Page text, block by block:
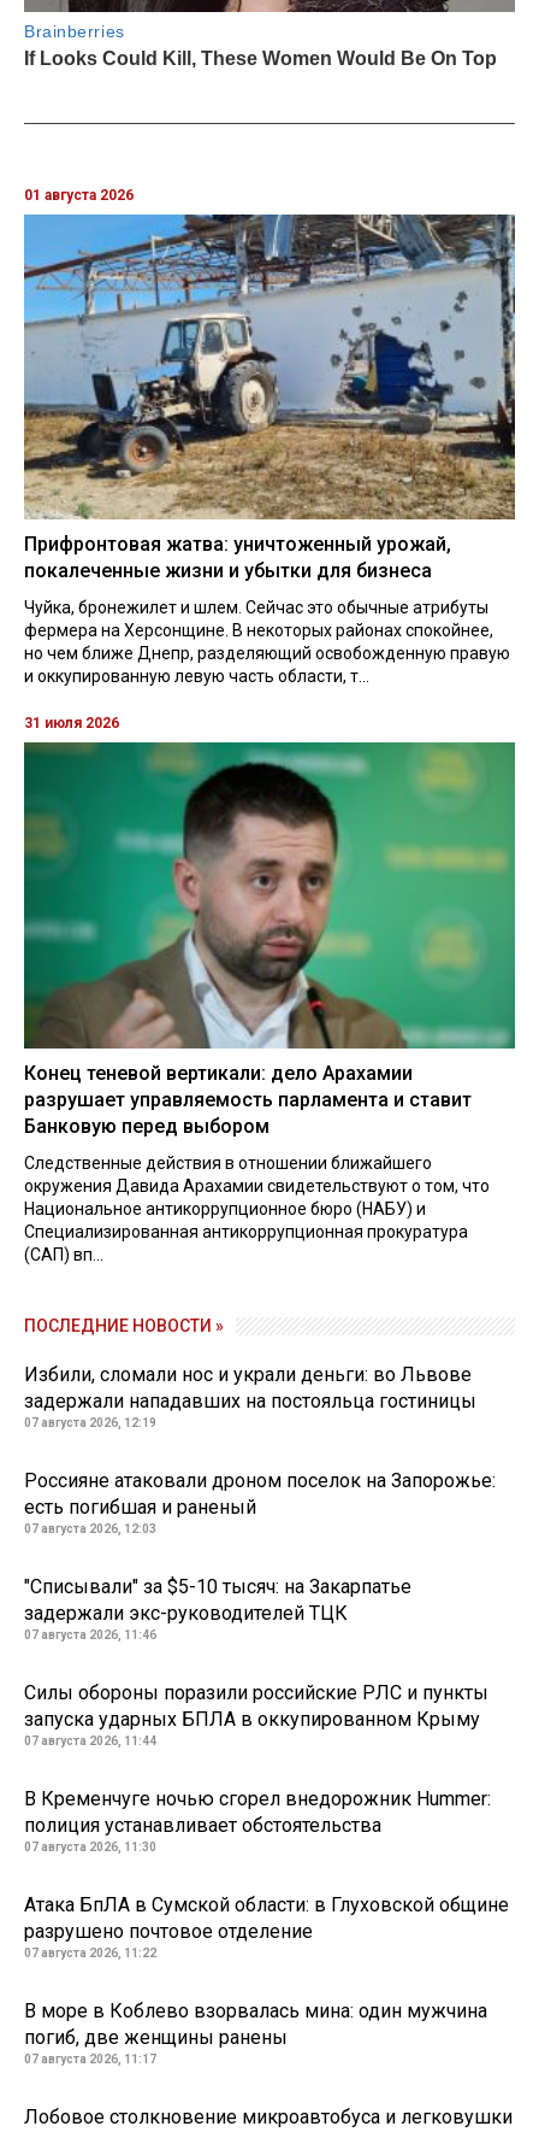
01 августа 2026
Прифронтовая жатва: уничтоженный урожай,
покалеченные жизни и убытки для бизнеса
Чуйка, бронежилет и шлем. Сейчас это обычные атрибуты
фермера на Херсонщине. В некоторых районах спокойнее,
но чем ближе Днепр, разделяющий освобожденную правую
и оккупированную левую часть области, т...
31 июля 2026
Конец теневой вертикали: дело Арахамии
разрушает управляемость парламента и ставит
Банковую перед выбором
Следственные действия в отношении ближайшего
окружения Давида Арахамии свидетельствуют о том, что
Национальное антикоррупционное бюро (НАБУ) и
Специализированная антикоррупционная прокуратура
(САП) вп...
ПОСЛЕДНИЕ НОВОСТИ »
Избили, сломали нос и украли деньги: во Львове
задержали нападавших на постояльца гостиницы
07 августа 2026, 12:19
Россияне атаковали дроном поселок на Запорожье:
есть погибшая и раненый
07 августа 2026, 12:03
"Списывали" за $5-10 тысяч: на Закарпатье
задержали экс-руководителей ТЦК
07 августа 2026, 11:46
Силы обороны поразили российские РЛС и пункты
запуска ударных БПЛА в оккупированном Крыму
07 августа 2026, 11:44
В Кременчуге ночью сгорел внедорожник Hummer:
полиция устанавливает обстоятельства
07 августа 2026, 11:30
Атака БпЛА в Сумской области: в Глуховской общине
разрушено почтовое отделение
07 августа 2026, 11:22
В море в Коблево взорвалась мина: один мужчина
погиб, две женщины ранены
07 августа 2026, 11:17
Лобовое столкновение микроавтобуса и легковушки